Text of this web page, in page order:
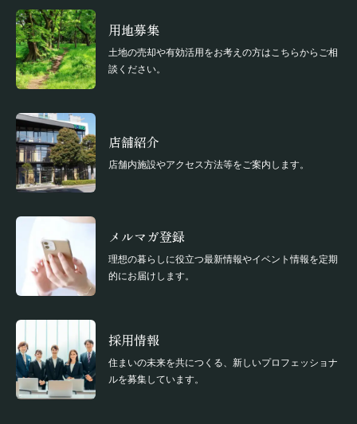
用地募集
土地の売却や有効活用をお考えの方はこちらからご相
談ください。
店舗紹介
店舗内施設やアクセス方法等をご案内します。
メルマガ登録
理想の暮らしに役立つ最新情報やイベント情報を定期
的にお届けします。
採用情報
住まいの未来を共につくる、新しいプロフェッショナ
ルを募集しています。